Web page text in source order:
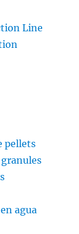
Line
pellets
agua